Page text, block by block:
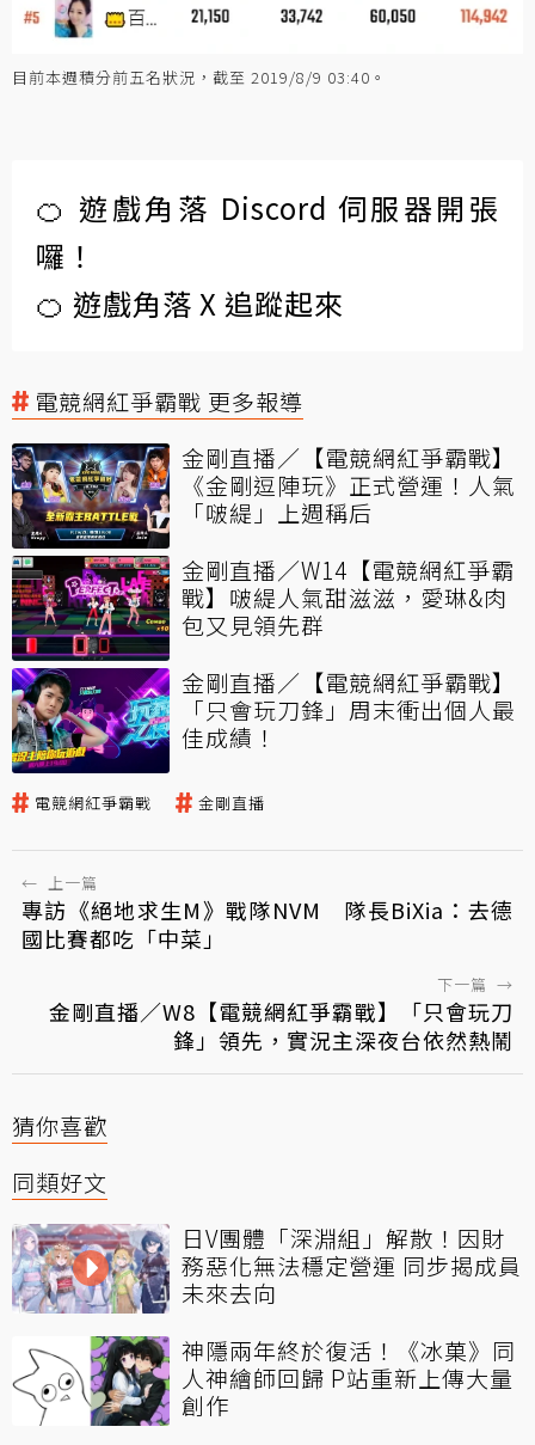
目前本週積分前五名狀況，截至 2019/8/9 03:40。
🍊 遊戲角落 Discord 伺服器開張
囉！
🍊 遊戲角落 X 追蹤起來
電競網紅爭霸戰 更多報導
金剛直播／【電競網紅爭霸戰】
《金剛逗陣玩》正式營運！人氣
「啵緹」上週稱后
金剛直播／W14【電競網紅爭霸
戰】啵緹人氣甜滋滋，愛琳&肉
包又見領先群
金剛直播／【電競網紅爭霸戰】
「只會玩刀鋒」周末衝出個人最
佳成績！
電競網紅爭霸戰 金剛直播
← 上一篇
專訪《絕地求生M》戰隊NVM 隊長BiXia：去德
國比賽都吃「中菜」
下一篇 →
金剛直播／W8【電競網紅爭霸戰】「只會玩刀
鋒」領先，實況主深夜台依然熱鬧
猜你喜歡
同類好文
日V團體「深淵組」解散！因財
務惡化無法穩定營運 同步揭成員
未來去向
神隱兩年終於復活！《冰菓》同
人神繪師回歸 P站重新上傳大量
創作